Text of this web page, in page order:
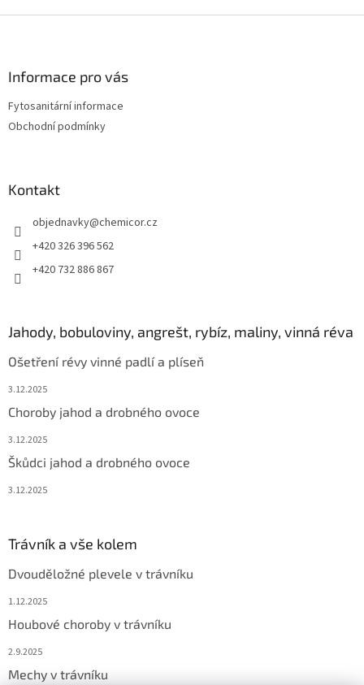
Informace pro vás
Fytosanitární informace
Obchodní podmínky
Kontakt
objednavky@chemicor.cz
+420 326 396 562
+420 732 886 867
Jahody, bobuloviny, angrešt, rybíz, maliny, vinná réva
Ošetření révy vinné padlí a plíseň
3.12.2025
Choroby jahod a drobného ovoce
3.12.2025
Škůdci jahod a drobného ovoce
3.12.2025
Trávník a vše kolem
Dvouděložné plevele v trávníku
1.12.2025
Houbové choroby v trávníku
2.9.2025
Mechy v trávníku